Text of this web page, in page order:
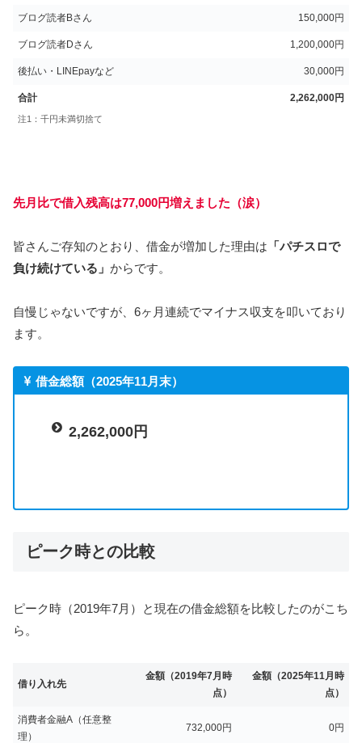
ブログ読者Bさん 150,000円
ブログ読者Dさん 1,200,000円
後払い・LINEpayなど 30,000円
合計 2,262,000円
注1：千円未満切捨て
先月比で借入残高は77,000円増えました（涙）
皆さんご存知のとおり、借金が増加した理由は 「パチスロで
負け続けている」 からです。
自慢じゃないですが、6ヶ月連続でマイナス収支を叩いており
ます。
借金総額（2025年11月末）
2,262,000円
ピーク時との比較
ピーク時（2019年7月）と現在の借金総額を比較したのがこち
ら。
借り入れ先
金額（2019年7月時
点）
金額（2025年11月時
点）
消費者金融A（任意整
理）
732,000円 0円